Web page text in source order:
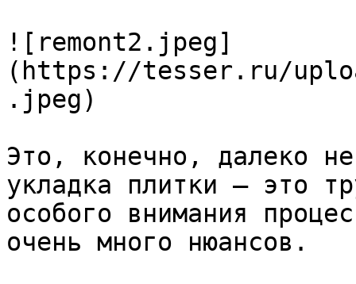
![remont2.jpeg]
(https://tesser.ru/
.jpeg)
Это, конечно, далеко
укладка плитки — это
особого внимания
очень много нюансов.